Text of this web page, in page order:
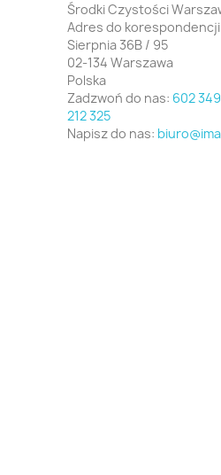
Środki Czystości
Adres do korespondencji
Sierpnia 36B / 95
02-134 Warszawa
Polska
Zadzwoń do nas: 602
212 325
Napisz do nas: